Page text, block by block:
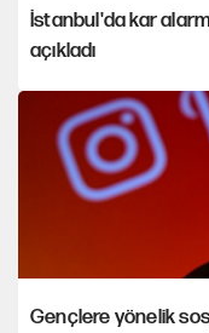
İstanbul'da kar
açıkladı
Gençlere yönelik